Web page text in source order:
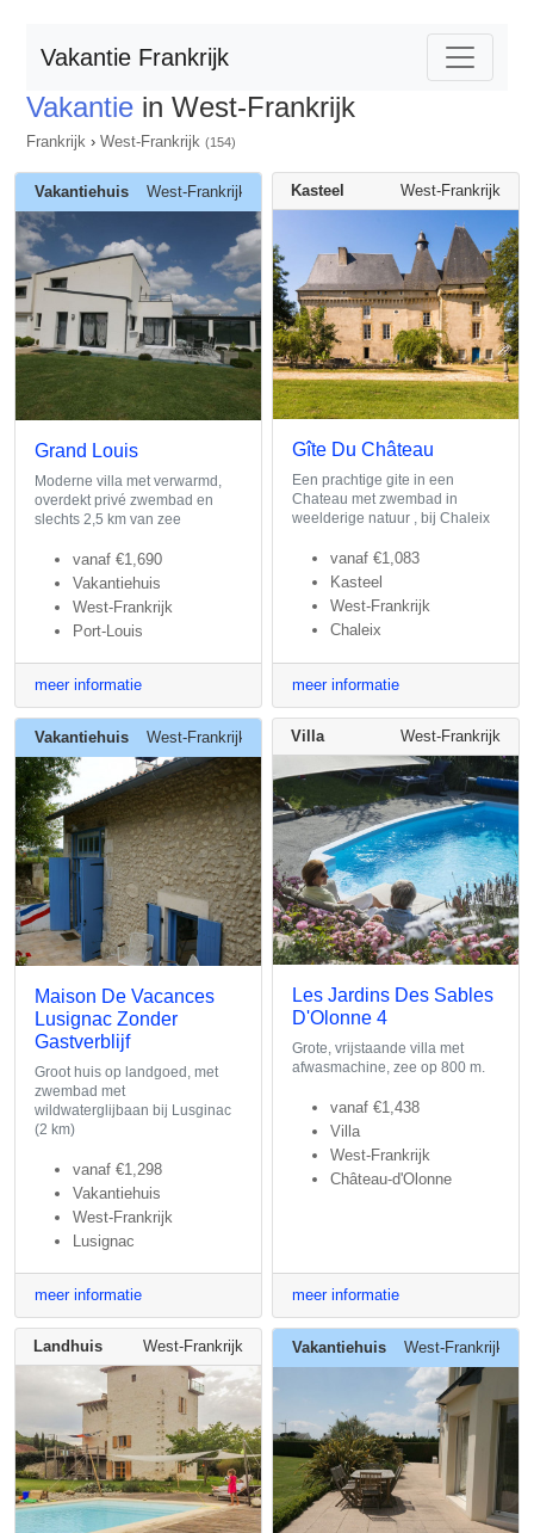
Vakantie Frankrijk
Vakantie in West-Frankrijk
Frankrijk › West-Frankrijk (154)
Vakantiehuis West-Frankrijk
Grand Louis
Moderne villa met verwarmd,
overdekt privé zwembad en
slechts 2,5 km van zee
vanaf €1,690
Vakantiehuis
West-Frankrijk
Port-Louis
meer informatie
Kasteel West-Frankrijk
Gîte Du Château
Een prachtige gite in een
Chateau met zwembad in
weelderige natuur , bij Chaleix
vanaf €1,083
Kasteel
West-Frankrijk
Chaleix
meer informatie
Vakantiehuis West-Frankrijk
Maison De Vacances
Lusignac Zonder
Gastverblijf
Groot huis op landgoed, met
zwembad met
wildwaterglijbaan bij Lusginac
(2 km)
vanaf €1,298
Vakantiehuis
West-Frankrijk
Lusignac
meer informatie
Villa West-Frankrijk
Les Jardins Des Sables
D'Olonne 4
Grote, vrijstaande villa met
afwasmachine, zee op 800 m.
vanaf €1,438
Villa
West-Frankrijk
Château-d'Olonne
meer informatie
Landhuis West-Frankrijk Vakantiehuis West-Frankrijk